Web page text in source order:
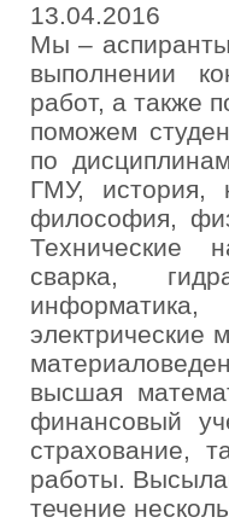
13.04.2016
Мы –
выполнении
работ, а также
поможем
по
ГМУ, история,
философия,
Технические
сварка,
электрические
высшая
финансовый
страхование,
работы.
течение